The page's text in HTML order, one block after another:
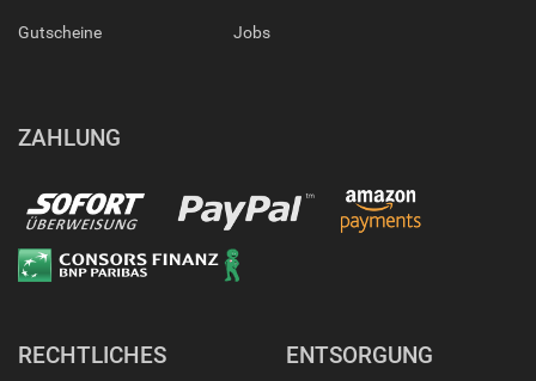
Gutscheine Jobs
ZAHLUNG
RECHTLICHES ENTSORGUNG